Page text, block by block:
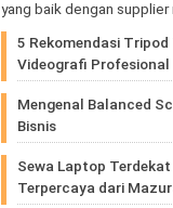
yang baik dengan supplier
5 Rekomendasi
Videografi Profesional
Mengenal Balanced
Bisnis
Sewa Laptop
Terpercaya dari